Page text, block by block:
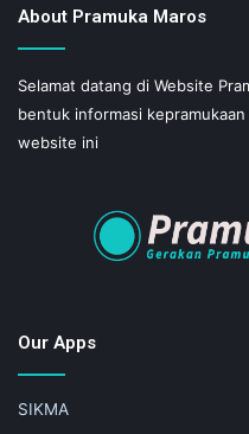
About Pramuka Maros
Selamat datang di Website
bentuk informasi
website ini
Our Apps
SIKMA